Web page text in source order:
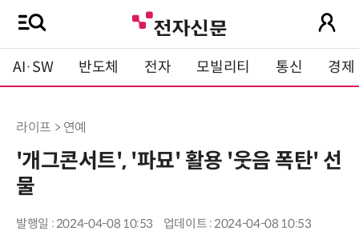
AI·SW 반도체 전자 모빌리티 통신 경제
라이프 > 연예
'개그콘서트', '파묘' 활용 '웃음 폭탄' 선
물
발행일 : 2024-04-08 10:53 업데이트 : 2024-04-08 10:53